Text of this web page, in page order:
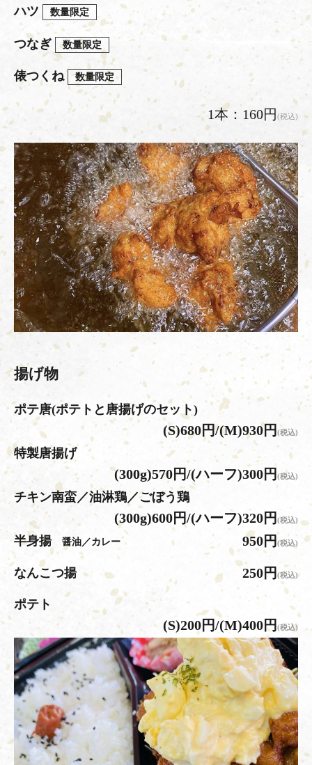
ハツ 数量限定
つなぎ 数量限定
俵つくね 数量限定
1本：160円 (税込)
揚げ物
ポテ唐(ポテトと唐揚げのセット)
(S)680円/(M)930円(税込)
特製唐揚げ
(300g)570円/(ハーフ)300円(税込)
チキン南蛮／油淋鶏／ごぼう鶏
(300g)600円/(ハーフ)320円 (税込)
半身揚 醤油／カレー 950円 (税込)
なんこつ揚 250円 (税込)
ポテト
(S)200円/(M)400円 (税込)